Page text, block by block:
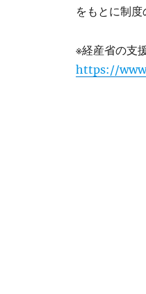
をもとに制度
※経産省の支
https://